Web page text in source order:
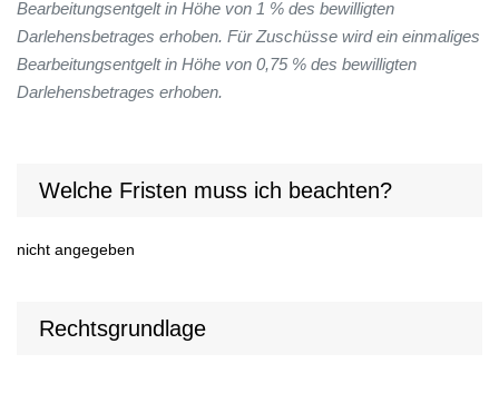
Bearbeitungsentgelt in Höhe von 1 % des bewilligten
Darlehensbetrages erhoben. Für Zuschüsse wird ein einmaliges
Bearbeitungsentgelt in Höhe von 0,75 % des bewilligten
Darlehensbetrages erhoben.
Welche Fristen muss ich beachten?
nicht angegeben
Rechtsgrundlage